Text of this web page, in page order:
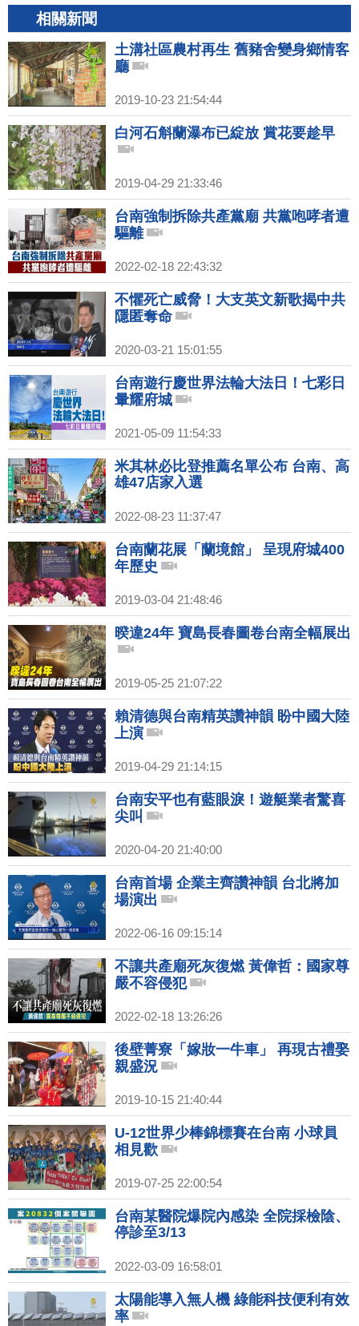
相關新聞
土溝社區農村再生 舊豬舍變身鄉情客
廳
2019-10-23 21:54:44
白河石斛蘭瀑布已綻放 賞花要趁早
2019-04-29 21:33:46
台南強制拆除共產黨廟 共黨咆哮者遭
驅離
2022-02-18 22:43:32
不懼死亡威脅！大支英文新歌揭中共
隱匿奪命
2020-03-21 15:01:55
台南遊行慶世界法輪大法日！七彩日
暈耀府城
2021-05-09 11:54:33
米其林必比登推薦名單公布 台南、高
雄47店家入選
2022-08-23 11:37:47
台南蘭花展「蘭境館」 呈現府城400
年歷史
2019-03-04 21:48:46
暌違24年 寶島長春圖卷台南全幅展出
2019-05-25 21:07:22
賴清德與台南精英讚神韻 盼中國大陸
上演
2019-04-29 21:14:15
台南安平也有藍眼淚！遊艇業者驚喜
尖叫
2020-04-20 21:40:00
台南首場 企業主齊讚神韻 台北將加
場演出
2022-06-16 09:15:14
不讓共產廟死灰復燃 黃偉哲：國家尊
嚴不容侵犯
2022-02-18 13:26:26
後壁菁寮「嫁妝一牛車」 再現古禮娶
親盛況
2019-10-15 21:40:44
U-12世界少棒錦標賽在台南 小球員
相見歡
2019-07-25 22:00:54
台南某醫院爆院內感染 全院採檢陰、
停診至3/13
2022-03-09 16:58:01
太陽能導入無人機 綠能科技便利有效
率